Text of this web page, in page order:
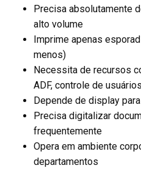
Precisa absolutamente
alto volume
Imprime apenas
menos)
Necessita de recursos
ADF, controle de
Depende de display
Precisa digitalizar
frequentemente
Opera em ambiente
departamentos